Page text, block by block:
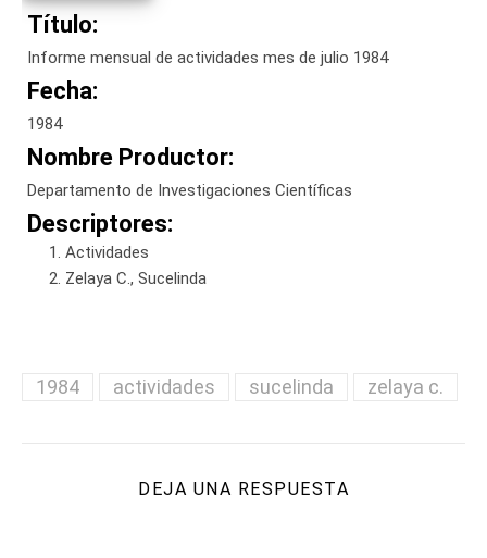
Título:
Informe mensual de actividades mes de julio 1984
Fecha:
1984
Nombre Productor:
Departamento de Investigaciones Científicas
Descriptores:
Actividades
Zelaya C., Sucelinda
1984 actividades sucelinda zelaya c.
DEJA UNA RESPUESTA